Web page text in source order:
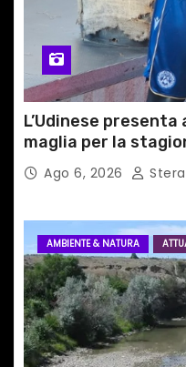
i
L’Udinese presenta
maglia per la
Ago 6, 2026 Stera
AMBIENTE & NATURA